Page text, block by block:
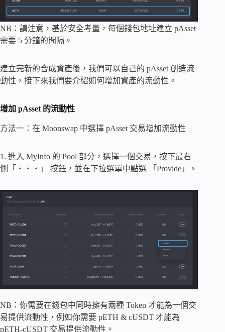
NB：請注意，基於安全考量，每個錢包地址建立 pAsset
需要 5 分鐘的間隔。
建立完新的合成資產後，我們可以自己的 pAsset 創造流
動性，接下來我們要介紹如何增加資產的流動性。
增加 pAsset 的流動性
方法一：在 Moonswap 中選擇 pAsset 交易增加流動性
1. 進入 MyInfo 的 Pool 部分，選擇一個交易，按下最右
側「・・・」 按鈕，並在下拉選單中點選 「Provide」。
NB：你需要在錢包中同時擁有兩種 Token 才能為一個交
易提供流動性，例如你需要 pETH & cUSDT 才能為
pETH-cUSDT 交易提供流動性。